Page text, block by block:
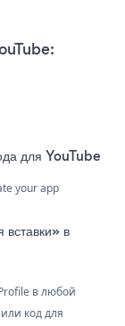
для YouTube
your app
в
в любой
код для